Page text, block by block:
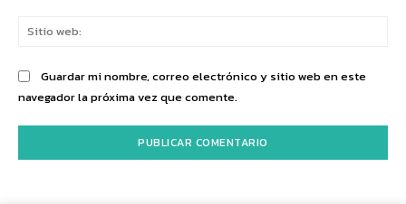
Guardar mi nombre, correo electrónico y sitio web en este
navegador la próxima vez que comente.